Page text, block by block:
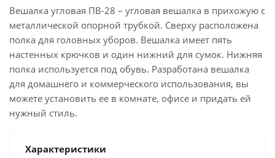
Вешалка угловая ПВ-28 – угловая вешалка в прихожую с
металлической опорной трубкой. Сверху расположена
полка для головных уборов. Вешалка имеет пять
настенных крючков и один нижний для сумок. Нижняя
полка используется под обувь. Разработана вешалка
для домашнего и коммерческого использования, вы
можете установить ее в комнате, офисе и придать ей
нужный стиль.
Характеристики